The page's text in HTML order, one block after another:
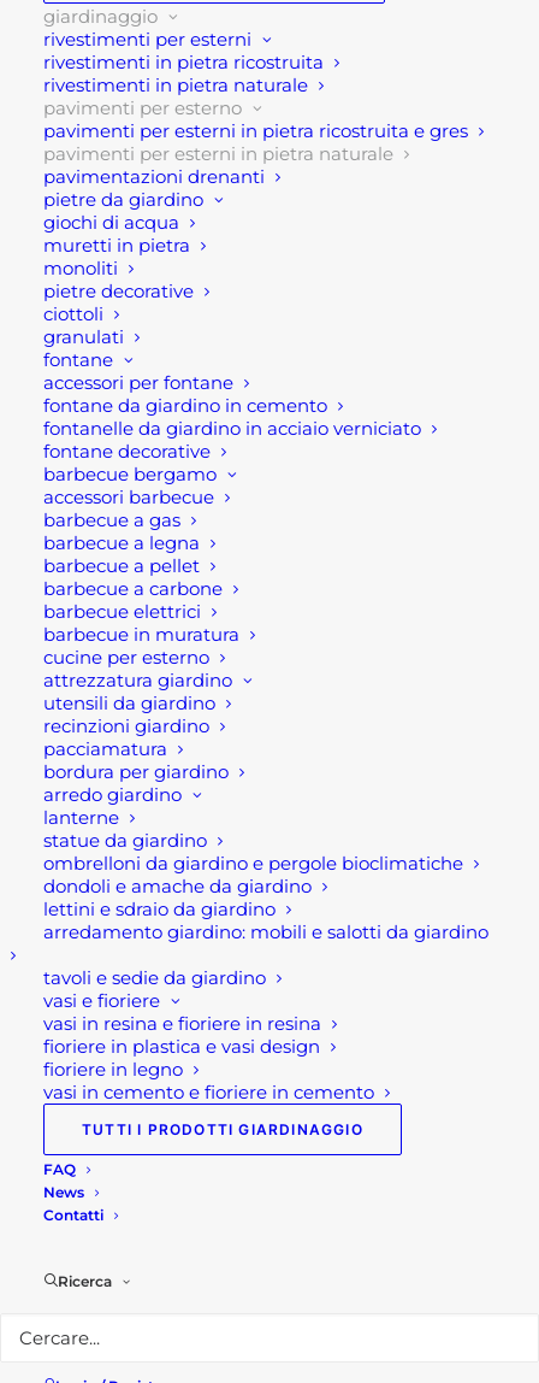
giardinaggio
rivestimenti per esterni
rivestimenti in pietra ricostruita
rivestimenti in pietra naturale
pavimenti per esterno
pavimenti per esterni in pietra ricostruita e gres
pavimenti per esterni in pietra naturale
pavimentazioni drenanti
pietre da giardino
giochi di acqua
muretti in pietra
monoliti
pietre decorative
ciottoli
granulati
fontane
accessori per fontane
fontane da giardino in cemento
fontanelle da giardino in acciaio verniciato
fontane decorative
barbecue bergamo
accessori barbecue
barbecue a gas
barbecue a legna
barbecue a pellet
barbecue a carbone
barbecue elettrici
barbecue in muratura
cucine per esterno
attrezzatura giardino
utensili da giardino
recinzioni giardino
pacciamatura
bordura per giardino
arredo giardino
lanterne
statue da giardino
ombrelloni da giardino e pergole bioclimatiche
dondoli e amache da giardino
lettini e sdraio da giardino
arredamento giardino: mobili e salotti da giardino
tavoli e sedie da giardino
vasi e fioriere
vasi in resina e fioriere in resina
fioriere in plastica e vasi design
fioriere in legno
vasi in cemento e fioriere in cemento
TUTTI I PRODOTTI GIARDINAGGIO
FAQ
News
Contatti
Ricerca
I camminamenti (pavimenti per giardini) in pietra
tondi sono lastre in pietra dalla forma tonda e
circolare. Questo tipo di pavimentazione è utile
per la creazione di percorsi suggestivi all’interno di
giardini, spazi verdi e sabbiosi o ghiaiosi.
Infatti questipavimenti per giardini
di creare dei passaggi al fine di evitare il calpestio
del manto erboso o del ghiaietto.
Si tratta di un prodotto soprattutto di qualità,
essendo in pietra naturale questo tipo di
pavimentazione per giardini è resistenti agli
agenti atmosferici.
In aggiunta la forma tonda e circolare, è un
formato classico ed intramontabile dei
camminamenti per giardini.
Realizzati in pietra naturale hanno soprattutto
forme morbide e irregolari possiedo all’incirca ogni
blocco le seguenti dimensioni d.40 x 2-4 h. cm.
Disponibili on line nella tonalità del marrone
golden leaf.
Per maggiori informazioni
Visita il nostro
Seguici su Facebook!
Potresti essere interessato a...